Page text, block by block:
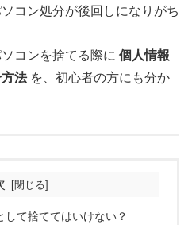
コン処分が後回しになりがち
コンを捨てる際に 個人情報
法を、初心者の方にも分か
て捨ててはいけない？